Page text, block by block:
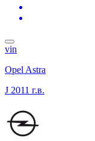
vin
Opel Astra
J 2011 г.в.